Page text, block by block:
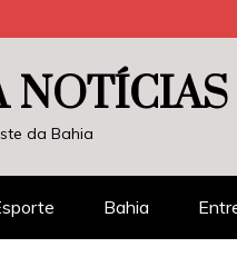
NOTÍCIAS
da Bahia
Bahia